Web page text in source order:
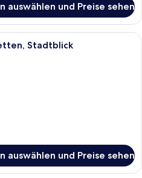
auswählen und Preise sehen
Deluxe-Zimmer, 2 Queen-Betten,
Stadtblick
auswählen und Preise sehen